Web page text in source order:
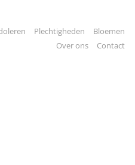
Plechtigheden
Bloemen
Over ons
Contact